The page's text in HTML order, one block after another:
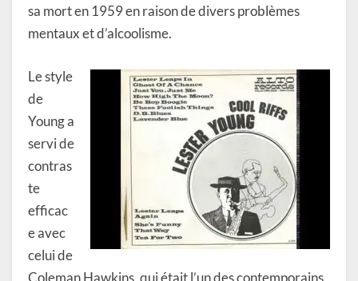
sa mort en 1959 en raison de divers problèmes
mentaux et d’alcoolisme.
Le style
de
Young a
servi de
contras
te
efficac
e avec
celui de
Coleman Hawkins, qui était l’un des contemporains